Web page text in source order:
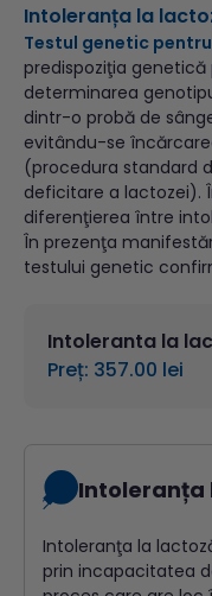
Intoleranța la
Testul genetic
predispoziţia
determinarea
dintr-o probă de
evitându-se
(procedura standard
deficitare a lactozei).
diferenţierea între
În prezenţa
testului genetic
Intoleranta la
Preț: 357.00 lei
Intoleranța
Intoleranţa la
prin incapacitatea